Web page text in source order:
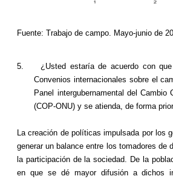
Fuente: Trabajo de campo. Mayo-junio de
5.
¿Usted estaría de acuerdo con
Convenios internacionales sobre el
Panel intergubernamental del
(COP-ONU) y se atienda, de forma
La creación de políticas impulsada por los
generar un balance entre los tomadores
la participación de la sociedad. De la
en que se dé mayor difusión a dichos